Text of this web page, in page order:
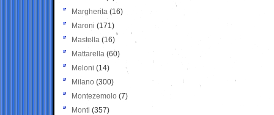
Margherita (16)
Maroni (171)
Mastella (16)
Mattarella (60)
Meloni (14)
Milano (300)
Montezemolo (7)
Monti (357)